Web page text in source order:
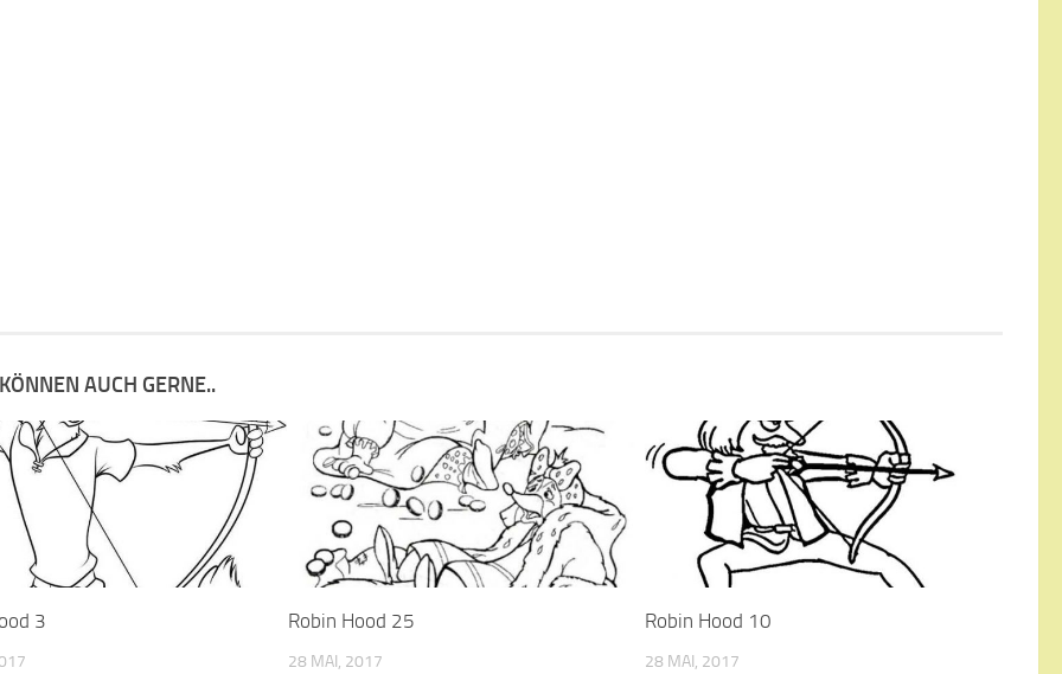
AUCH GERNE..
3 Robin Hood 25
28 MAI, 2017
Robin Hood 10
28 MAI, 2017